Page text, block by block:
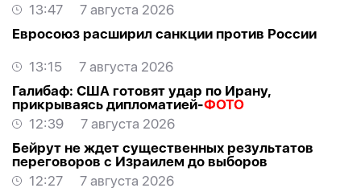
13:47
7 августа 2026
Евросоюз расширил санкции против России
13:15
7 августа 2026
Галибаф: США готовят удар по Ирану,
прикрываясь дипломатией-ФОТО
12:39
7 августа 2026
Бейрут не ждет существенных результатов
переговоров с Израилем до выборов
12:27
7 августа 2026